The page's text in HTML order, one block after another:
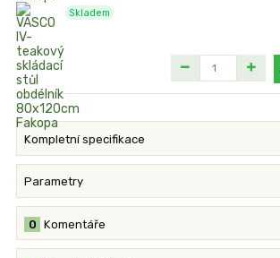
Skladem
Kompletní specifikace
Parametry
Komentáře
0